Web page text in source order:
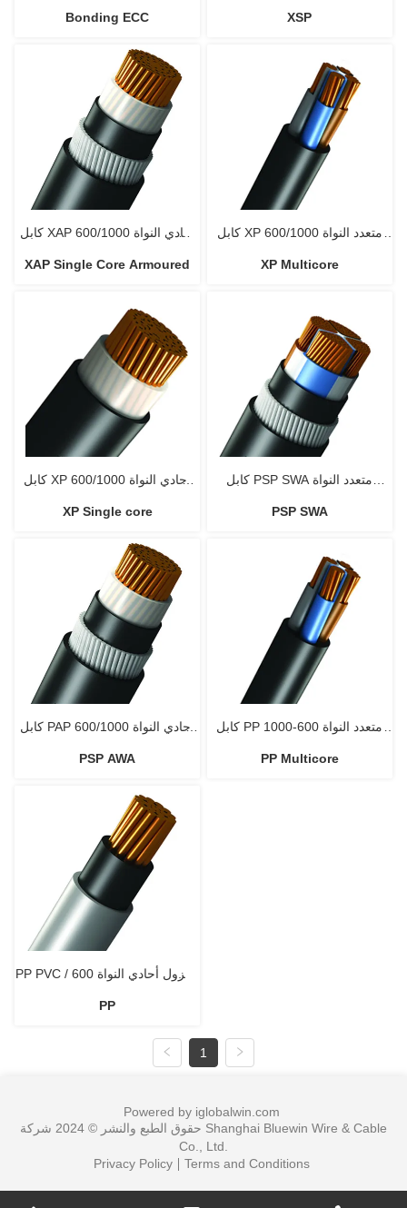
Bonding ECC XSP
كابل XAP أحادي النواة 600/1000
مدرع
XAP Single Core Armoured
كابل XP متعدد النواة 600/1000
XP Multicore
كابل XP أحادي النواة 600/1000
XP Single core
كابل PSP SWA متعدد النواة
PSP SWA
كابل PAP أحادي النواة 600/1000
PSP AWA
كابل PP متعدد النواة 600-1000
PP Multicore
PP PVC معزول أحادي النواة 600 /
PP
1
Powered by iglobalwin.com
حقوق الطبع والنشر © 2024 شركة Shanghai Bluewin Wire & Cable
Co., Ltd.
Privacy Policy
Terms and Conditions